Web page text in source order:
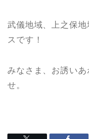
武儀地域、上之保
スです！
みなさま、お誘い
せ。